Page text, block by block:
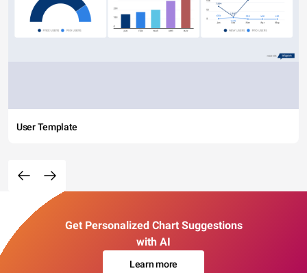
User Template
Get Personalized Chart Suggestions
with AI
Learn more